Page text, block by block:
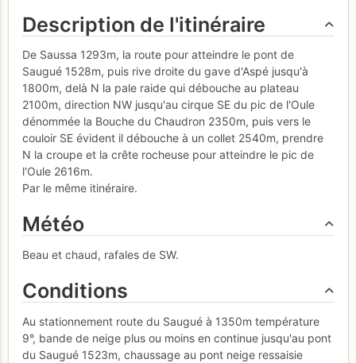
Description de l'itinéraire
De Saussa 1293m, la route pour atteindre le pont de
Saugué 1528m, puis rive droite du gave d'Aspé jusqu'à
1800m, delà N la pale raide qui débouche au plateau
2100m, direction NW jusqu'au cirque SE du pic de l'Oule
dénommée la Bouche du Chaudron 2350m, puis vers le
couloir SE évident il débouche à un collet 2540m, prendre
N la croupe et la crête rocheuse pour atteindre le pic de
l'Oule 2616m.
Par le même itinéraire.
Météo
Beau et chaud, rafales de SW.
Conditions
Au stationnement route du Saugué à 1350m température
9°, bande de neige plus ou moins en continue jusqu'au pont
du Saugué 1523m, chaussage au pont neige ressaisie